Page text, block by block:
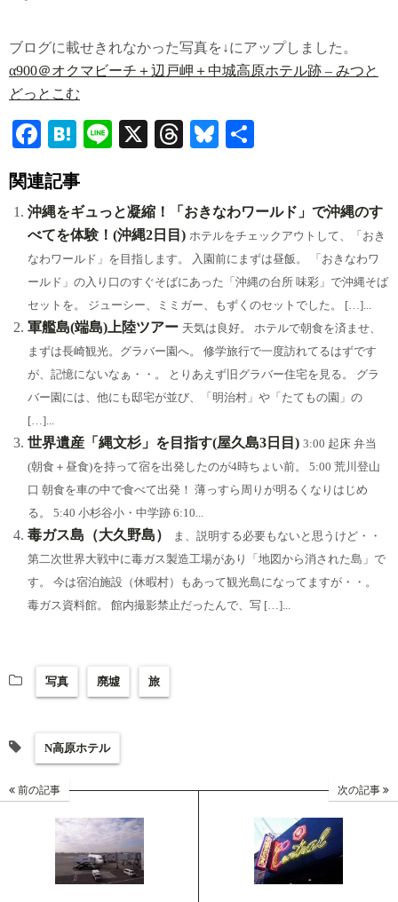
ブログに載せきれなかった写真を↓にアップしました。
α900＠オクマビーチ＋辺戸岬＋中城高原ホテル跡 – みつと
どっとこむ
Fa
bo
ok
H
en
a
Li
X
T
ds
Bl
y
関連記事
沖縄をギュっと凝縮！「おきなわワールド」で沖縄のす
べてを体験！(沖縄2日目) ホテルをチェックアウトして、「おき
なわワールド」を目指します。 入園前にまずは昼飯。 「おきなわワ
ールド」の入り口のすぐそばにあった「沖縄の台所 味彩」で沖縄そば
セットを。 ジューシー、ミミガー、もずくのセットでした。 […]...
軍艦島(端島)上陸ツアー 天気は良好。 ホテルで朝食を済ませ、
まずは長崎観光。グラバー園へ。 修学旅行で一度訪れてるはずです
が、記憶にないなぁ・・。 とりあえず旧グラバー住宅を見る。 グラ
バー園には、他にも邸宅が並び、「明治村」や「たてもの園」の
[…]...
世界遺産「縄文杉」を目指す(屋久島3日目) 3:00 起床 弁当
(朝食＋昼食)を持って宿を出発したのが4時ちょい前。 5:00 荒川登山
口 朝食を車の中で食べて出発！ 薄っすら周りが明るくなりはじめ
る。 5:40 小杉谷小・中学跡 6:10...
毒ガス島（大久野島）
ま、説明する必要もないと思うけど・・
第二次世界大戦中に毒ガス製造工場があり「地図から消された島」で
す。 今は宿泊施設（休暇村）もあって観光島になってますが・・。
毒ガス資料館。 館内撮影禁止だったんで、写 […]...
写真 廃墟 旅
N高原ホテル
前の記事 次の記事